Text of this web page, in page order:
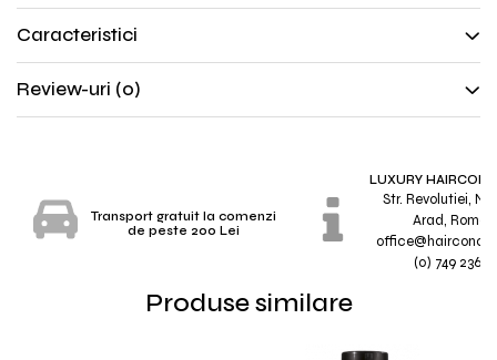
Caracteristici
Review-uri (0)
Transport gratuit la comenzi
de peste 200 Lei
LUXURY
Str. Revolutiei, Nr.
Arad,
(0) 749 236
Produse similare